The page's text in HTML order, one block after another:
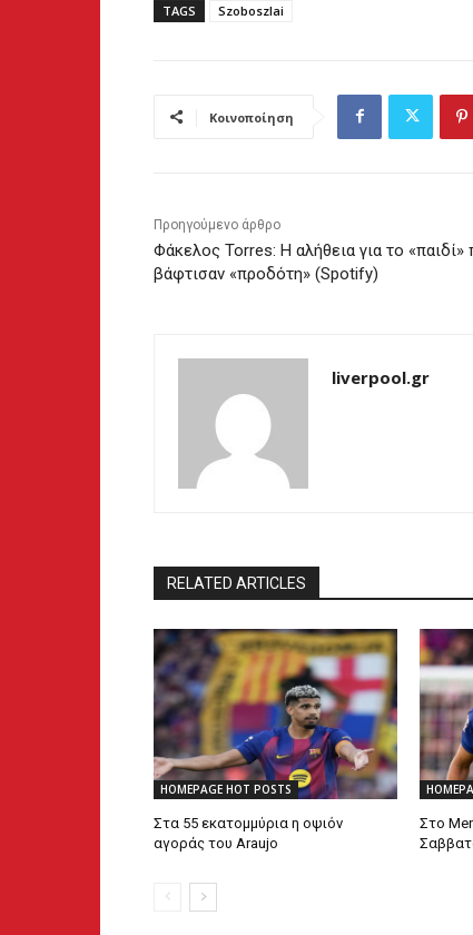
TAGS Szoboszlai
Κοινοποίηση
Προηγούμενο άρθρο
Φάκελος Torres: Η αλήθεια για το «παιδί»
βάφτισαν «προδότη» (Spotify)
liverpool.gr
RELATED ARTICLES
HOMEPAGE HOT POSTS
Στα 55 εκατομμύρια η οψιόν
αγοράς του Araujo
Στο